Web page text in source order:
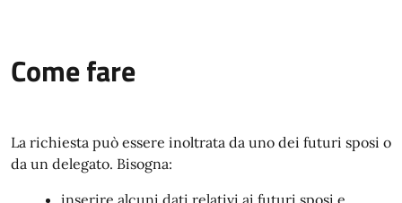
Come fare
La richiesta può essere inoltrata da uno dei futuri sposi o
da un delegato. Bisogna:
inserire alcuni dati relativi ai futuri sposi e